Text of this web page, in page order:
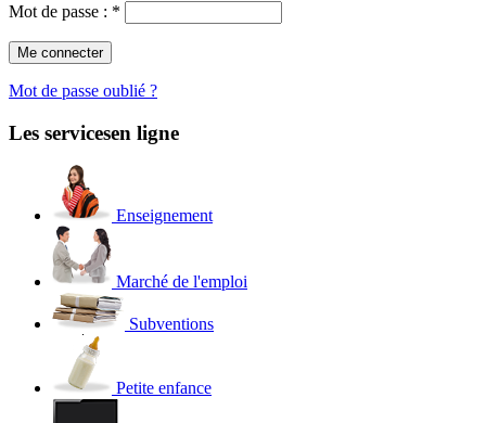
Mot de passe : *
Mot de passe oublié ?
Les servicesen ligne
Enseignement
Marché de l'emploi
Subventions
Petite enfance